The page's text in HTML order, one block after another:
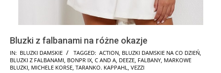
Bluzki z falbanami na różne okazje
2025-
06-
IN: BLUZKI DAMSKIE TAGGED: ACTION, BLUZKI DAMSKIE NA CO DZIEŃ,
BLUZKI Z FALBANAMI, BONPR IX, C AND A, DEEZE, FALBANY, MARKOWE
BLUZKI, MICHELE KORSE, TARANKO. KAPPAHL, VEZZI